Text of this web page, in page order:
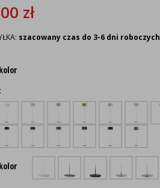
zł
szacowany czas do 3-6 dni roboczych